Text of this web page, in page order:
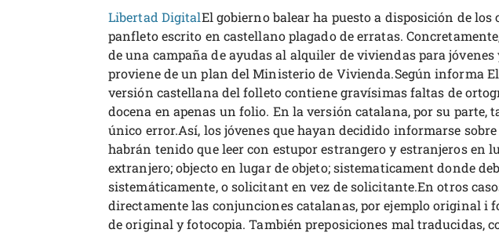
Libertad DigitalEl gobierno balear ha puesto a disposición de los
panfleto escrito en castellano plagado de erratas.
de una campaña de ayudas al alquiler de viviendas para jóvenes
proviene de un plan del Ministerio de Vivienda.Según informa
versión castellana del folleto contiene gravísimas faltas de
docena en apenas un folio. En la versión catalana, por su parte,
único error.Así, los jóvenes que hayan decidido informarse
habrán tenido que leer con estupor estrangero y estranjeros en
extranjero; objecto en lugar de objeto; sistematicament donde
sistemáticamente, o solicitant en vez de solicitante.En otros
directamente las conjunciones catalanas, por ejemplo original i
de original y fotocopia. También preposiciones mal traducidas,